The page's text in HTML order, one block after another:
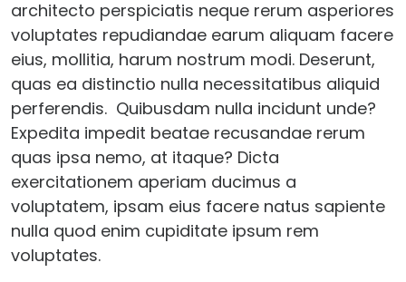
architecto perspiciatis neque rerum asperiores
voluptates repudiandae earum aliquam facere
eius, mollitia, harum nostrum modi. Deserunt,
quas ea distinctio nulla necessitatibus aliquid
perferendis. Quibusdam nulla incidunt unde?
Expedita impedit beatae recusandae rerum
quas ipsa nemo, at itaque? Dicta
exercitationem aperiam ducimus a
voluptatem, ipsam eius facere natus sapiente
nulla quod enim cupiditate ipsum rem
voluptates.